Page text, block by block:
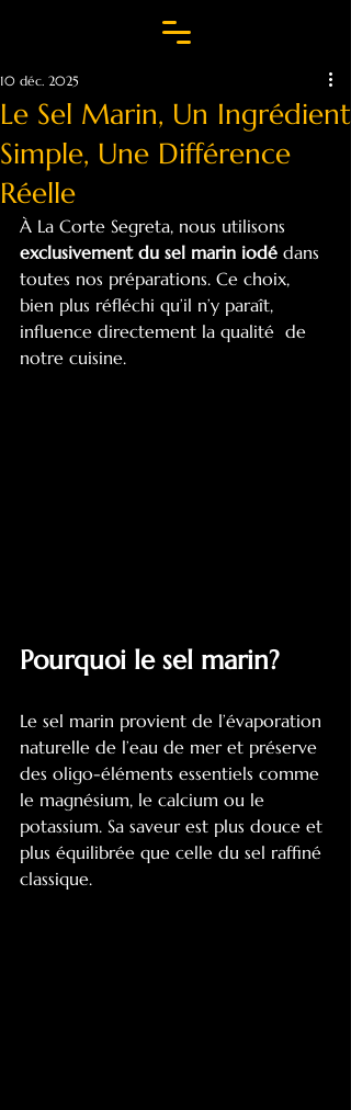
Le Sel Marin, Un Ingrédient
Simple, Une Différence
Réelle
10 déc. 2025
À La Corte Segreta, nous utilisons
exclusivement du sel marin iodé dans
toutes nos préparations. Ce choix,
bien plus réfléchi qu’il n’y paraît,
influence directement la qualité  de
notre cuisine.
Pourquoi le sel marin?
Le sel marin provient de l’évaporation
naturelle de l’eau de mer et préserve
des oligo-éléments essentiels comme
le magnésium, le calcium ou le
potassium. Sa saveur est plus douce et
plus équilibrée que celle du sel raffiné
classique.